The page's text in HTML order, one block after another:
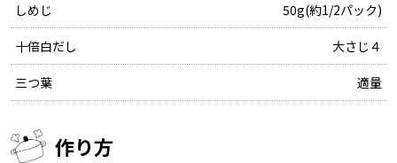
しめじ 50g(約1/2パック)
十倍白だし 大さじ４
三つ葉 適量
作り方